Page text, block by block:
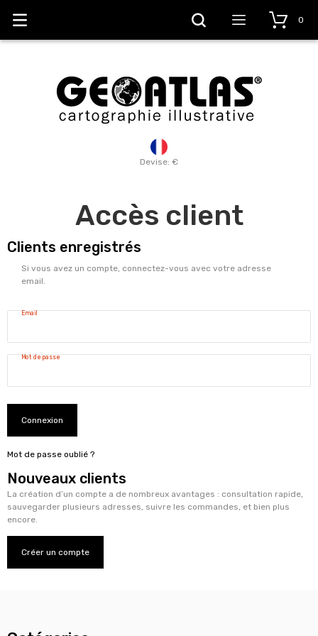
Devise: €
0
Accès client
Clients enregistrés
Si vous avez un compte, connectez-vous avec votre adresse
email.
Email
Mot de passe
Connexion
Mot de passe oublié ?
Nouveaux clients
La création d’un compte a de nombreux avantages : consultation rapide,
sauvegarder plusieurs adresses, suivre les commandes, et bien plus
encore.
Créer un compte